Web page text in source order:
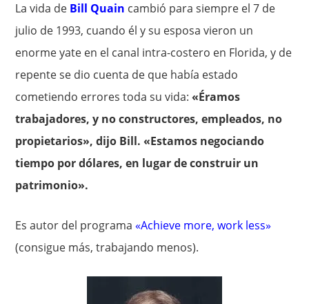
La vida de Bill Quain cambió para siempre el 7 de
julio de 1993, cuando él y su esposa vieron un
enorme yate en el canal intra-costero en Florida, y de
repente se dio cuenta de que había estado
cometiendo errores toda su vida:«Éramos
trabajadores, y no constructores, empleados, no
propietarios», dijo Bill. «Estamos negociando
tiempo por dólares, en lugar de construir un
patrimonio».
Es autor del programa«Achieve more, work less»
(consigue más, trabajando menos).